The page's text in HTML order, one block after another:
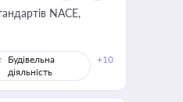
NACE,
Будівельна
діяльність
+10